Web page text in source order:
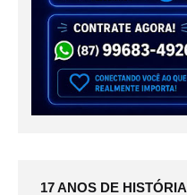
17 ANOS DE HISTÓRIA